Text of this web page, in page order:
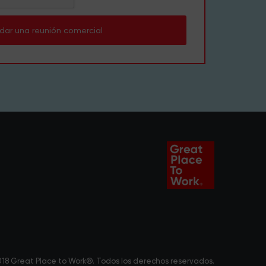
una reunión comercial
Great Place to Work®. Todos los derechos reservados.